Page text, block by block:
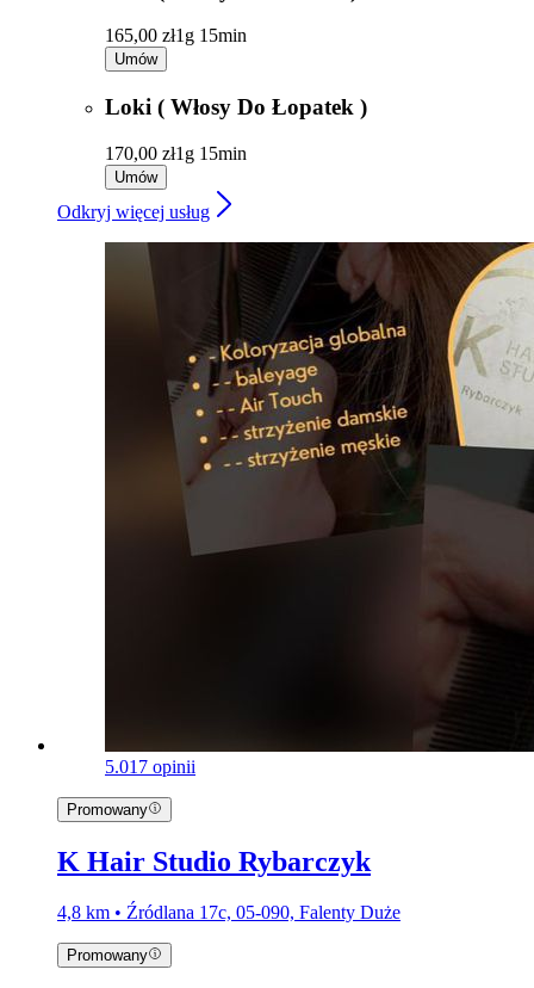
165,00 zł1g 15min
Umów
Loki ( Włosy Do Łopatek )
170,00 zł1g 15min
Umów
Odkryj więcej usług
5.017 opinii
Promowany
K Hair Studio Rybarczyk
4,8 km • Źródlana 17c, 05-090, Falenty Duże
Promowany